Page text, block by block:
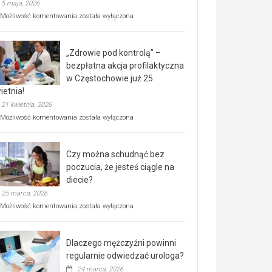
5 maja, 2026
Możliwość komentowania Rusza
rehabilitacji
dla
seniorów!
została wyłączona
„Zdrowie pod kontrolą” –
bezpłatna akcja profilaktyczna
w Częstochowie już 25
21 kwietnia, 2026
Możliwość komentowania „Zdrowie
bezpłatna
akcja
profilaktyczna
w
już
kwietnia!
została wyłączona
Czy można schudnąć bez
poczucia, że jesteś ciągle na
diecie?
25 marca, 2026
Możliwość komentowania Czy
poczucia,
że
została wyłączona
Dlaczego mężczyźni powinni
regularnie odwiedzać urologa?
24 marca, 2026